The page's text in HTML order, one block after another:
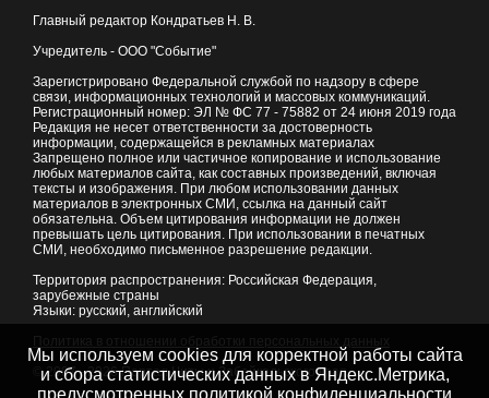
Главный редактор Кондратьев Н. В.
Учредитель - ООО "Событие"
Зарегистрировано Федеральной службой по надзору в сфере
связи, информационных технологий и массовых коммуникаций.
Регистрационный номер: ЭЛ № ФС 77 - 75882 от 24 июня 2019 года
Редакция не несет ответственности за достоверность
информации, содержащейся в рекламных материалах
Запрещено полное или частичное копирование и использование
любых материалов сайта, как составных произведений, включая
тексты и изображения. При любом использовании данных
материалов в электронных СМИ, ссылка на данный сайт
обязательна. Объем цитирования информации не должен
превышать цель цитирования. При использовании в печатных
СМИ, необходимо письменное разрешение редакции.
Территория распространения: Российская Федерация,
зарубежные страны
Языки: русский, английский
© 2007 - 2026Портал Читы и Забайкальского края
Мы используем cookies для корректной работы сайта
и сбора статистических данных в Яндекс.Метрика,
предусмотренных политикой конфиденциальности